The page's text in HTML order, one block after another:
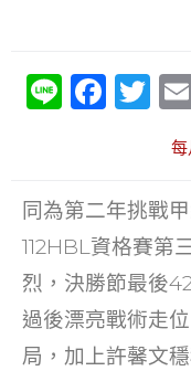
Li F
e
b
o
o
k
T
itt
er
同為第二年挑戰
112HBL資格賽第
烈，決勝節最後
過後漂亮戰術走
局，加上許馨文